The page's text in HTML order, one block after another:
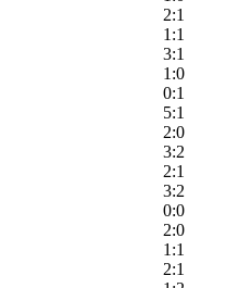
2:1
1:1
3:1
1:0
0:1
5:1
2:0
3:2
2:1
3:2
0:0
2:0
1:1
2:1